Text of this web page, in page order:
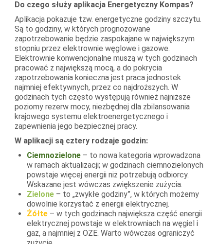
Do czego służy aplikacja Energetyczny Kompas?
Aplikacja pokazuje tzw. energetyczne godziny szczytu.
Są to godziny, w których prognozowane
zapotrzebowanie będzie zaspokajane w największym
stopniu przez elektrownie węglowe i gazowe.
Elektrownie konwencjonalne muszą w tych godzinach
pracować z największą mocą, a do pokrycia
zapotrzebowania konieczna jest praca jednostek
najmniej efektywnych, przez co najdroższych. W
godzinach tych często występują również najniższe
poziomy rezerw mocy, niezbędnej dla zbilansowania
krajowego systemu elektroenergetycznego i
zapewnienia jego bezpiecznej pracy.
W aplikacji są cztery rodzaje godzin:
Ciemnozielone – to nowa kategoria wprowadzona
w ramach aktualizacji; w godzinach ciemnozielonych
powstaje więcej energii niż potrzebują odbiorcy.
Wskazane jest wówczas zwiększenie zużycia.
Zielone – to „zwykłe godziny”, w których możemy
dowolnie korzystać z energii elektrycznej.
Żółte – w tych godzinach największa część energii
elektrycznej powstaje w elektrowniach na węgiel i
gaz, a najmniej z OZE. Warto wówczas ograniczyć